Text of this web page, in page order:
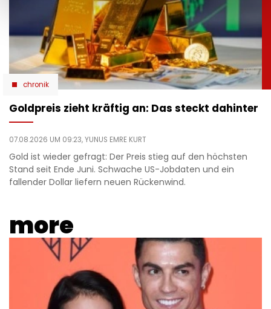
chronik
Goldpreis zieht kräftig an: Das steckt dahinter
07.08.2026 UM 09:23,YUNUS EMRE KURT
Gold ist wieder gefragt: Der Preis stieg auf den höchsten
Stand seit Ende Juni. Schwache US-Jobdaten und ein
fallender Dollar liefern neuen Rückenwind.
more